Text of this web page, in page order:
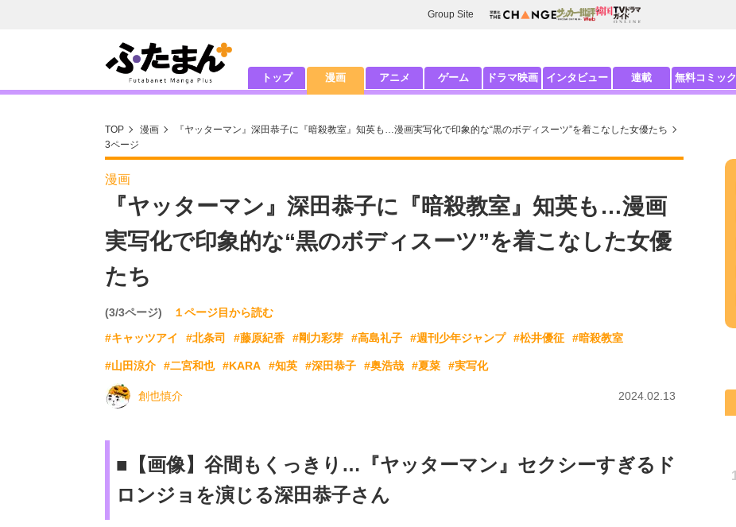
Group Site
トップ 漫画 アニメ ゲーム ドラマ映画 インタビュー 連載 無料コミック
TOP 漫画
『ヤッターマン』深田恭子に『暗殺教室』知英も…漫画実写化で印象的な“黒のボディスーツ”を着こなした女優たち
3ページ
漫画
『ヤッターマン』深田恭子に『暗殺教室』知英も…漫画
実写化で印象的な“黒のボディスーツ”を着こなした女優
たち
(3/3ページ)
１ページ目から読む
#キャッツアイ
#北条司 #藤原紀香 #剛力彩芽 #高島礼子 #週刊少年ジャンプ #松井優征 #暗殺教室
#山田涼介 #二宮和也 #KARA #知英 #深田恭子 #奥浩哉 #夏菜 #実写化
創也慎介 2024.02.13
■【画像】谷間もくっきり…『ヤッターマン』セクシーすぎるド
ロンジョを演じる深田恭子さん